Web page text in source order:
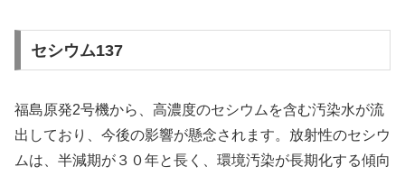
セシウム137
福島原発2号機から、高濃度のセシウムを含む汚染水が流
出しており、今後の影響が懸念されます。放射性のセシウ
ムは、半減期が３０年と長く、環境汚染が長期化する傾向